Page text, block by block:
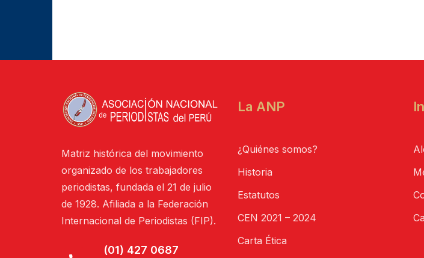
Matriz histórica del movimiento
organizado de los trabajadores
periodistas, fundada el 21 de julio
de 1928. Afiliada a la Federación
Internacional de Periodistas (FIP).
(01) 427 0687
La ANP
¿Quiénes somos?
Historia
Estatutos
CEN 2021 – 2024
Carta Ética